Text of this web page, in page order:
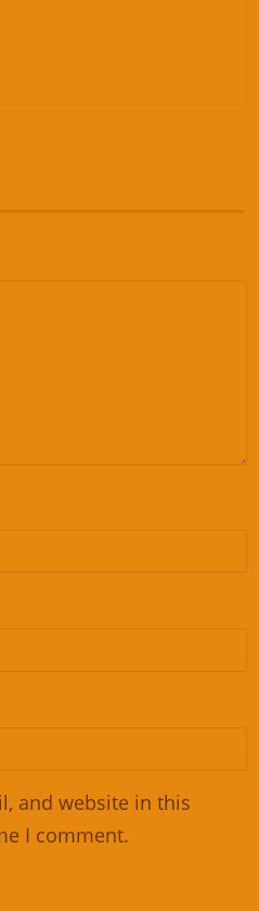
and website in this
I comment.